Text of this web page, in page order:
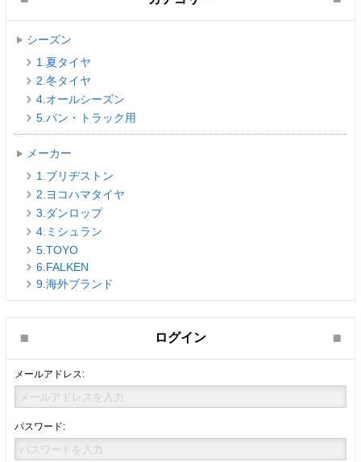
シーズン
1.夏タイヤ
2.冬タイヤ
4.オールシーズン
5.バン・トラック用
メーカー
1.ブリヂストン
2.ヨコハマタイヤ
3.ダンロップ
4.ミシュラン
5.TOYO
6.FALKEN
9.海外ブランド
ログイン
メールアドレス:
パスワード: